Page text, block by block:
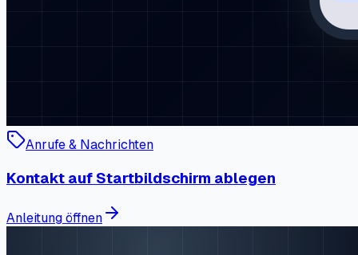
Anrufe & Nachrichten
Kontakt auf Startbildschirm ablegen
Anleitung öffnen